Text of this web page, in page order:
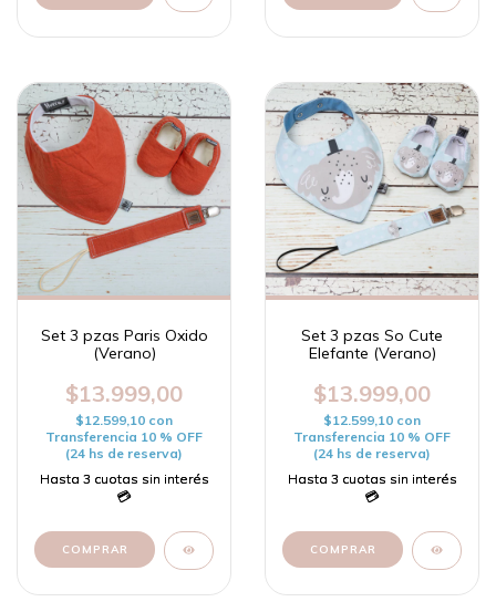
Set 3 pzas Paris Oxido
(Verano)
$13.999,00
$12.599,10 con
Transferencia 10 % OFF
(24 hs de reserva)
COMPRAR
Set 3 pzas So Cute
Elefante (Verano)
$13.999,00
$12.599,10 con
Transferencia 10 % OFF
(24 hs de reserva)
COMPRAR